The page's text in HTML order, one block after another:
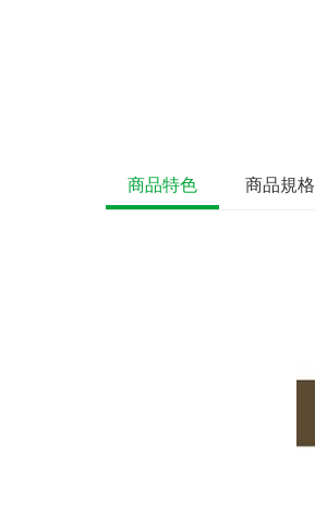
商品特色 商品規格